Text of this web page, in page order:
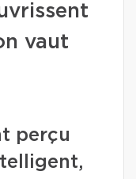
vaut
perçu